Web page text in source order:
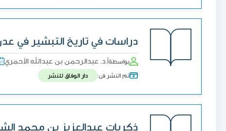
دراسات في تاريخ التبشير في عدن
بواسطةأ.د. عبدالرحمن بن عبدالله الأحمري
تم النشر فى: دار الوفاق للنشر
ذكريات عبدالعزيز بن محمد